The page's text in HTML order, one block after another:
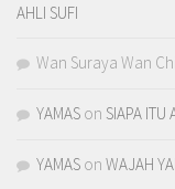
AHLI SUFI
Wan Suraya Wan
YAMAS on SIAPA ITU
YAMAS on WAJAH